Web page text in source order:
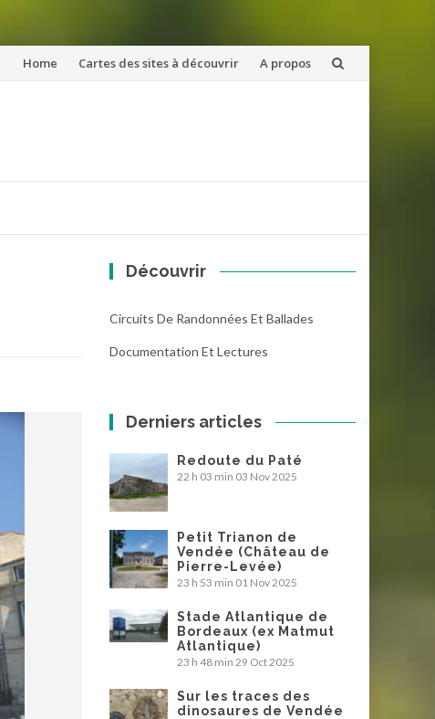
Aller
Home Cartes des sites à découvrir A propos
Découvrir
Circuits De Randonnées Et Ballades
Documentation Et Lectures
Derniers articles
Redoute du Paté
22 h 03 min 03 Nov 2025
Petit Trianon de
Vendée (Château de
Pierre-Levée)
23 h 53 min 01 Nov 2025
Stade Atlantique de
Bordeaux (ex Matmut
Atlantique)
23 h 48 min 29 Oct 2025
Sur les traces des
dinosaures de Vendée